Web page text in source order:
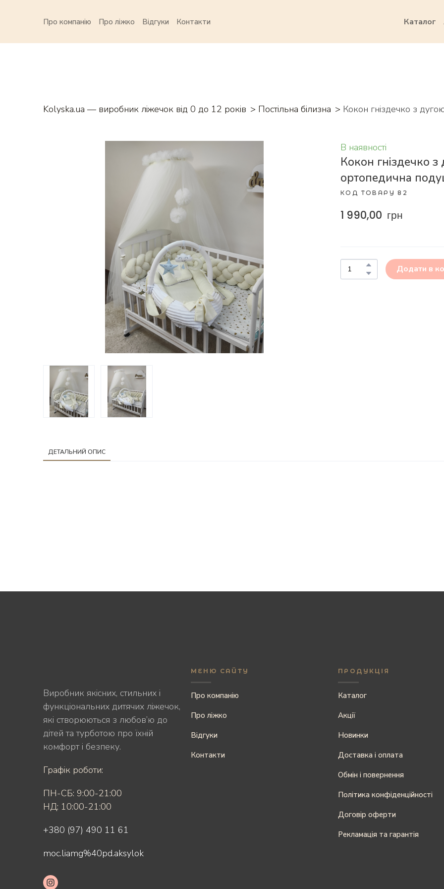
Про компанію Про ліжко Відгуки Контакти Каталог
Kolyska.ua — виробник ліжечок від 0 до 12 років Постільна білизна Кокон гніздечко з
В наявності
Кокон гніздечко
ортопедична
КОД ТОВАРУ 82
1 990,00  грн
Додати в
ДЕТАЛЬНИЙ ОПИС
Виробник якісних, стильних і
функціональних дитячих ліжечок,
які створюються з любов’ю до
дітей та турботою про їхній
комфорт і безпеку.
Графік роботи:
ПН-СБ: 9:00-21:00
НД: 10:00-21:00
+380 (97) 490 11 61
moc.liamg%40pd.aksylok
МЕНЮ САЙТУ
Про компанію
Про ліжко
Відгуки
Контакти
ПРОДУКЦІЯ
Каталог
Акції
Новинки
Доставка і оплата
Обмін і повернення
Політика конфіденційності
Договір оферти
Рекламація та гарантія